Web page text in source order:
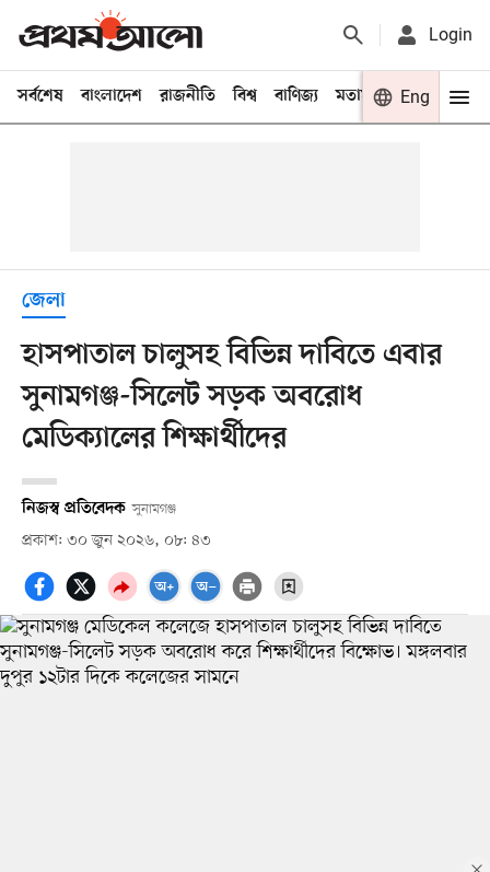
Login
সর্বশেষ বাংলাদেশ রাজনীতি বিশ্ব বাণিজ্য মতামত খেলা
Eng
জেলা
হাসপাতাল চালুসহ বিভিন্ন দাবিতে এবার
সুনামগঞ্জ-সিলেট সড়ক অবরোধ
মেডিক্যালের শিক্ষার্থীদের
নিজস্ব প্রতিবেদক সুনামগঞ্জ
প্রকাশ: ৩০ জুন ২০২৬, ০৮: ৪৩